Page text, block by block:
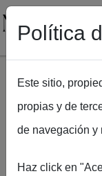
Pasar al contenido
Política
Este sitio,
propias y de
de navegación y
Haz click en